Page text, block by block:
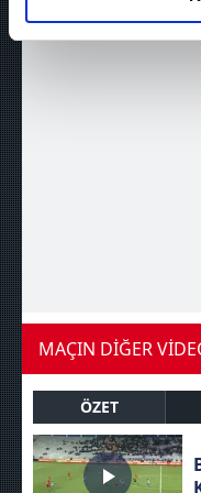
elimizden gelen
reklamların
kalemimiz olduğunu
Her halükârda,
takdirde, kullanıcılara
gösterilmeyecektir."
Sizlere daha iyi bir
Sitemizde kendimize
kullanılmaktadır. Bu
verileriniz işlenmekte
toplumu hizmetlerinin
kullanılmaktadır.
kılınması ve
reklam/pazarlama
sınırlı olarak açık
MAÇIN DİĞER
ÖZET